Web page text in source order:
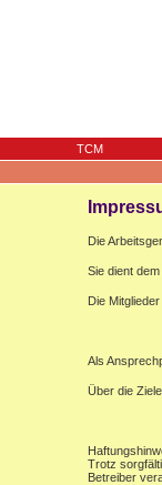
TCM
Die
Sie dient
Die
Als
Über die
Trotz
Betreiber